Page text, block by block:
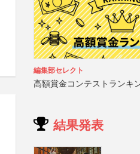
編集部セレクト
高額賞金コンテストランキ
結果発表